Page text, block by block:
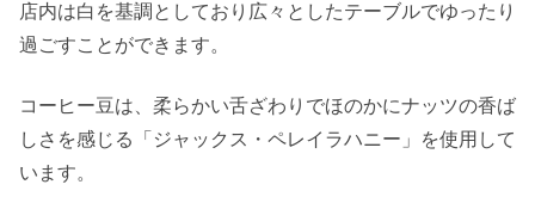
店内は白を基調としており広々としたテーブルでゆったり
過ごすことができます。
コーヒー豆は、柔らかい舌ざわりでほのかにナッツの香ば
しさを感じる「ジャックス・ペレイラハニー」を使用して
います。